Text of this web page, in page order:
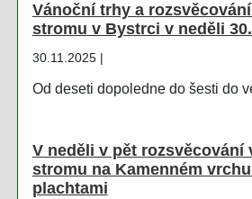
Vánoční trhy a
stromu v Bystrci v neděli
30.11.2025 |
Od deseti dopoledne do šesti do
V neděli v pět rozsvěcování
stromu na Kamenném vrchu
plachtami